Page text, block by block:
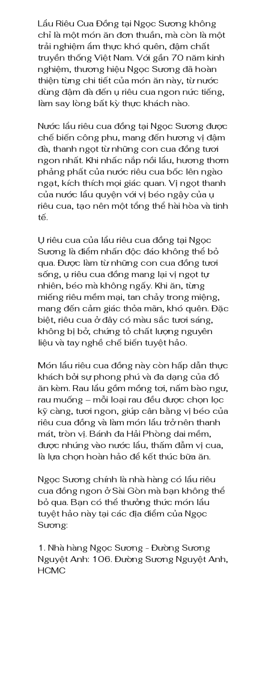
Lẩu Riêu Cua Đồng tại Ngọc Sương không
chỉ là một món ăn đơn thuần, mà còn là một
trải nghiệm ẩm thực khó quên, đậm chất
truyền thống Việt Nam. Với gần 70 năm kinh
nghiệm, thương hiệu Ngọc Sương đã hoàn
thiện từng chi tiết của món ăn này, từ nước
dùng đậm đà đến ụ riêu cua ngon nức tiếng,
làm say lòng bất kỳ thực khách nào.
Nước lẩu riêu cua đồng tại Ngọc Sương được
chế biến công phu, mang đến hương vị đậm
đà, thanh ngọt từ những con cua đồng tươi
ngon nhất. Khi nhấc nắp nồi lẩu, hương thơm
phảng phất của nước riêu cua bốc lên ngào
ngạt, kích thích mọi giác quan. Vị ngọt thanh
của nước lẩu quyện với vị béo ngậy của ụ
riêu cua, tạo nên một tổng thể hài hòa và tinh
tế.
Ụ riêu cua của lẩu riêu cua đồng tại Ngọc
Sương là điểm nhấn độc đáo không thể bỏ
qua. Được làm từ những con cua đồng tươi
sống, ụ riêu cua đồng mang lại vị ngọt tự
nhiên, béo mà không ngấy. Khi ăn, từng
miếng riêu mềm mại, tan chảy trong miệng,
mang đến cảm giác thỏa mãn, khó quên. Đặc
biệt, riêu cua ở đây có màu sắc tươi sáng,
không bị bở, chứng tỏ chất lượng nguyên
liệu và tay nghề chế biến tuyệt hảo.
Món lẩu riêu cua đồng này còn hấp dẫn thực
khách bởi sự phong phú và đa dạng của đồ
ăn kèm. Rau lẩu gồm mồng tơi, nấm bào ngư,
rau muống – mỗi loại rau đều được chọn lọc
kỹ càng, tươi ngon, giúp cân bằng vị béo của
riêu cua đồng và làm món lẩu trở nên thanh
mát, tròn vị. Bánh đa Hải Phòng dai mềm,
được nhúng vào nước lẩu, thấm đẫm vị cua,
là lựa chọn hoàn hảo để kết thúc bữa ăn.
Ngọc Sương chính là nhà hàng có lẩu riêu
cua đồng ngon ở Sài Gòn mà bạn không thể
bỏ qua. Bạn có thể thưởng thức món lẩu
tuyệt hảo này tại các địa điểm của Ngọc
Sương:
1. Nhà hàng Ngọc Sương - Đường Sương
Nguyệt Anh: 106. Đường Sương Nguyệt Anh,
HCMC